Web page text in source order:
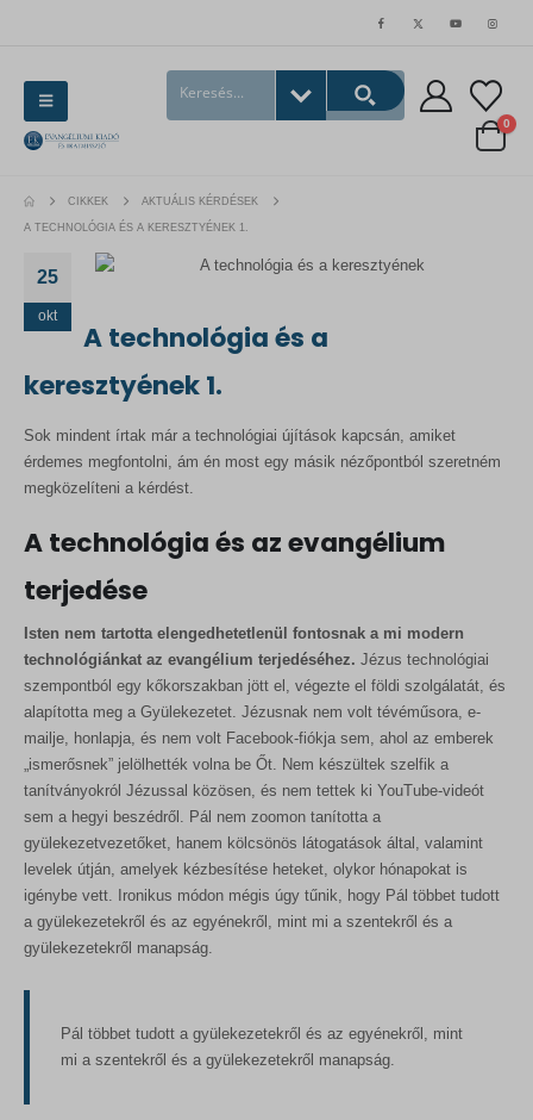
0
CIKKEK AKTUÁLIS KÉRDÉSEK
A TECHNOLÓGIA ÉS A KERESZTYÉNEK 1.
25
okt
A technológia és a
keresztyének 1.
Sok mindent írtak már a technológiai újítások kapcsán, amiket
érdemes megfontolni, ám én most egy másik nézőpontból szeretném
megközelíteni a kérdést.
A technológia és az evangélium
terjedése
Isten nem tartotta elengedhetetlenül fontosnak a mi modern
technológiánkat az evangélium terjedéséhez. Jézus technológiai
szempontból egy kőkorszakban jött el, végezte el földi szolgálatát, és
alapította meg a Gyülekezetet. Jézusnak nem volt tévéműsora, e-
mailje, honlapja, és nem volt Facebook-fiókja sem, ahol az emberek
„ismerősnek” jelölhették volna be Őt. Nem készültek szelfik a
tanítványokról Jézussal közösen, és nem tettek ki YouTube-videót
sem a hegyi beszédről. Pál nem zoomon tanította a
gyülekezetvezetőket, hanem kölcsönös látogatások által, valamint
levelek útján, amelyek kézbesítése heteket, olykor hónapokat is
igénybe vett. Ironikus módon mégis úgy tűnik, hogy Pál többet tudott
a gyülekezetekről és az egyénekről, mint mi a szentekről és a
gyülekezetekről manapság.
Pál többet tudott a gyülekezetekről és az egyénekről, mint
mi a szentekről és a gyülekezetekről manapság.